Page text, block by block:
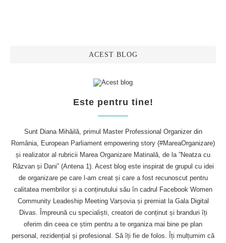
ACEST BLOG
Este pentru tine!
Sunt Diana Mihăilă, primul Master Professional Organizer din
România, European Parliament empowering story (#MareaOrganizare)
și realizator al rubricii Marea Organizare Matinală, de la ”Neatza cu
Răzvan și Dani” (Antena 1). Acest blog este inspirat de grupul cu idei
de organizare pe care l-am creat și care a fost recunoscut pentru
calitatea membrilor și a conținutului său în cadrul Facebook Women
Community Leadeship Meeting Varșovia și premiat la Gala Digital
Divas. Împreună cu specialiști, creatori de conținut și branduri îți
oferim din ceea ce știm pentru a te organiza mai bine pe plan
personal, rezidențial și profesional. Să îți fie de folos. Îți mulțumim că